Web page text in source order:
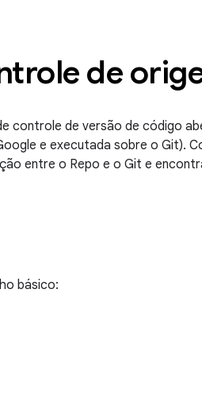
de
controle de versão de código
e executada sobre o Git).
entre o Repo e o Git e
básico: